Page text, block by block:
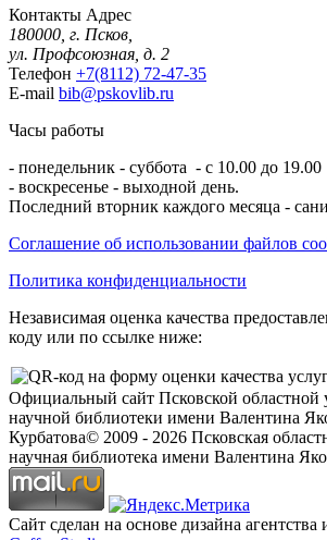
Контакты Адрес
180000, г. Псков,
ул. Профсоюзная, д. 2
Телефон +7(8112) 72-47-35
E-mail bib@pskovlib.ru
Часы работы
- понедельник - суббота - с 10.00 до 19.00
- воскресенье - выходной день.
Последний вторник каждого месяца -
Соглашение об использовании файлов
Политика конфиденциальности
Независимая оценка качества
коду или по ссылке ниже:
Официальный сайт Псковской областной
научной библиотеки имени Валентина
Курбатова© 2009 - 2026 Псковская
научная библиотека имени Валентина
Сайт сделан на основе дизайна